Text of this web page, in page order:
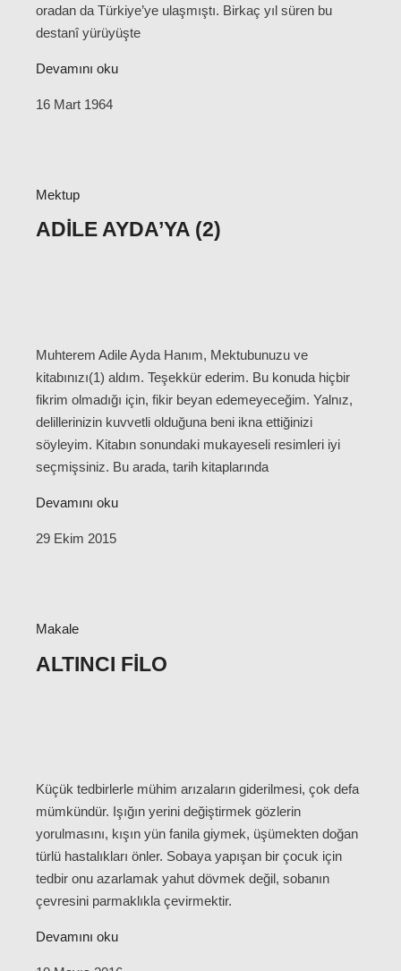
oradan da Türkiye’ye ulaşmıştı. Birkaç yıl süren bu
destanî yürüyüşte
Devamını oku
16 Mart 1964
Mektup
ADILE AYDA’YA (2)
Muhterem Adile Ayda Hanım, Mektubunuzu ve
kitabınızı(1) aldım. Teşekkür ederim. Bu konuda hiçbir
fikrim olmadığı için, fikir beyan edemeyeceğim. Yalnız,
delillerinizin kuvvetli olduğuna beni ikna ettiğinizi
söyleyim. Kitabın sonundaki mukayeseli resimleri iyi
seçmişsiniz. Bu arada, tarih kitaplarında
Devamını oku
29 Ekim 2015
Makale
ALTINCI FILO
Küçük tedbirlerle mühim arızaların giderilmesi, çok defa
mümkündür. Işığın yerini değiştirmek gözlerin
yorulmasını, kışın yün fanila giymek, üşümekten doğan
türlü hastalıkları önler. Sobaya yapışan bir çocuk için
tedbir onu azarlamak yahut dövmek değil, sobanın
çevresini parmaklıkla çevirmektir.
Devamını oku